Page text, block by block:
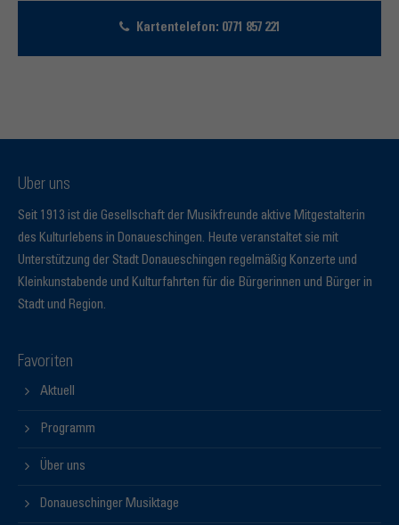
Kartentelefon: 0771 857 221
Über uns
Seit 1913 ist die Gesellschaft der Musikfreunde aktive Mitgestalterin
des Kulturlebens in Donaueschingen. Heute veranstaltet sie mit
Unterstützung der Stadt Donaueschingen regelmäßig Konzerte und
Kleinkunstabende und Kulturfahrten für die Bürgerinnen und Bürger in
Stadt und Region.
Favoriten
Aktuell
Programm
Über uns
Donaueschinger Musiktage